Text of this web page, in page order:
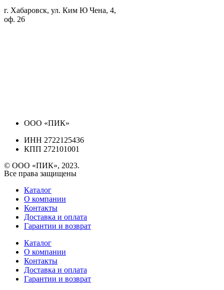
г. Хабаровск, ул. Ким Ю Чена, 4,
оф. 26
ООО «ПИК»
ИНН 2722125436
КПП 272101001
© ООО «ПИК», 2023.
Все права защищены
Каталог
О компании
Контакты
Доставка и оплата
Гарантии и возврат
Каталог
О компании
Контакты
Доставка и оплата
Гарантии и возврат